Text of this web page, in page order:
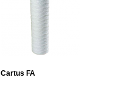
Cartus FA